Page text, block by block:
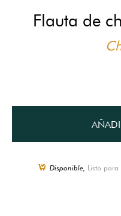
Flauta de
Disponible, Listo